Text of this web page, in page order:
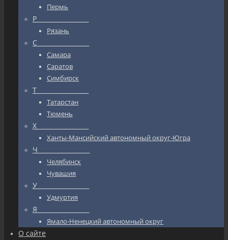
Пермь
Р_________________
Рязань
С_________________
Самара
Саратов
Симбирск
Т_________________
Татарстан
Тюмень
Х_________________
Ханты-Мансийский автономный округ-Югра
Ч_________________
Челябинск
Чувашия
У_________________
Удмуртия
Я_________________
Ямало-Ненецкий автономный округ
О сайте